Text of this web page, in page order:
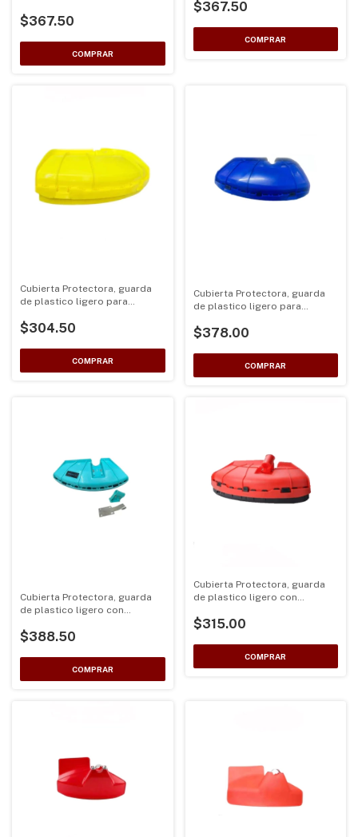
28mm color Negra para
$367.50
28mm color Roja
$367.50
Cubierta Protectora, guarda
de plastico ligero para
28mm color Amarillo
$304.50
Cubierta Protectora, guarda
de plastico ligero para
28mm color Azul
$378.00
Cubierta Protectora, guarda
de plastico ligero con
desbrozadoras de eje 26 y
$388.50
Cubierta Protectora, guarda
de plastico ligero con
desbrozadoras de eje 26 y
$315.00